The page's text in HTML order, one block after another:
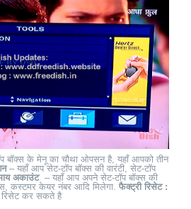
बॉक्स के मेनू का चौथा ओपसन है, यहाँ आपको तीन
– यहाँ आप सेट-टॉप बॉक्स की वारंटी, सेट-टॉप
अकाउंट – यहाँ आप अपने सेट-टॉप बॉक्स की
कस्टमर केयर नंबर आदि मिलेगा. फैक्ट्री रिसेट :
रिसेट कर सकते है